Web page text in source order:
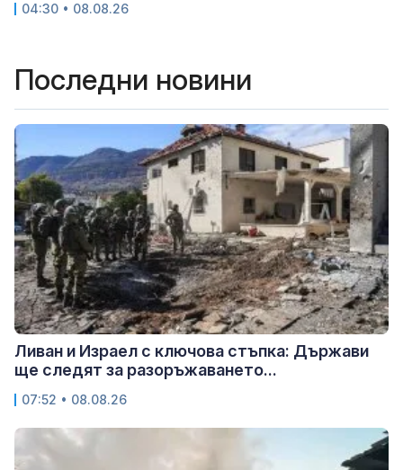
04:30 • 08.08.26
Последни новини
Ливан и Израел с ключова стъпка: Държави
ще следят за разоръжаването...
07:52 • 08.08.26